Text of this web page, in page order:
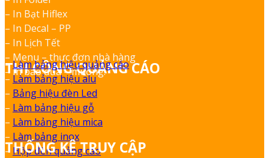
– In Bạt Hiflex
– In Decal – PP
– In Lịch Tết
– Menu – thực đơn nhà hàng
– In bao đũa – muỗng.
THI CÔNG QUẢNG CÁO
–Làm bảng hiệu quảng cáo
– Làm bảng hiệu alu
– Bảng hiệu đèn Led
– Làm bảng hiệu gỗ
– Làm bảng hiệu mica
– Làm bảng inox
– Hộp đèn quảng cáo
THỐNG KÊ TRUY CẬP